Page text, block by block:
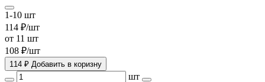
1-10 шт
114 ₽/шт
от 11 шт
108 ₽/шт
114 ₽ Добавить в коризну
шт